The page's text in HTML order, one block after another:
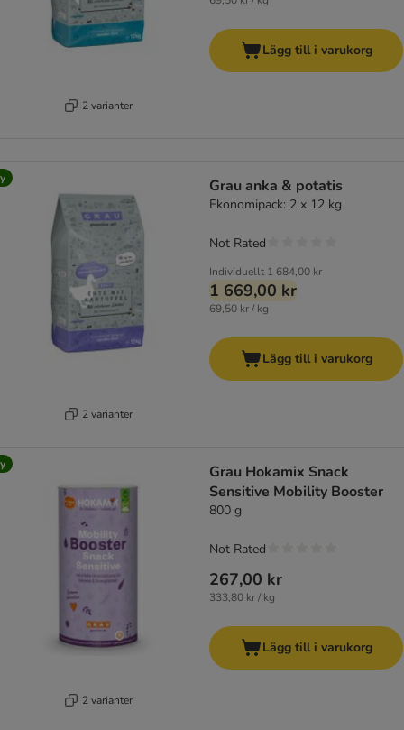
2 varianter
Lägg till i varukorg
2 varianter
Grau anka & potatis
Ekonomipack: 2 x 12 kg
Individuellt 1 684,00 kr
1 669,00 kr
69,50 kr / kg
Not Rated
Lägg till i varukorg
2 varianter
Grau Hokamix Snack
Sensitive Mobility Booster
800 g
267,00 kr
333,80 kr / kg
Not Rated
Lägg till i varukorg